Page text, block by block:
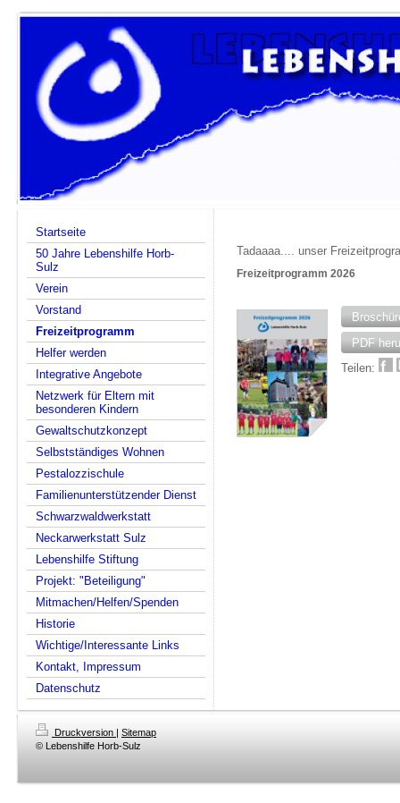
Startseite
50 Jahre Lebenshilfe Horb-
Sulz
Verein
Vorstand
Freizeitprogramm
Helfer werden
Integrative Angebote
Netzwerk für Eltern mit
besonderen Kindern
Gewaltschutzkonzept
Selbstständiges Wohnen
Pestalozzischule
Familienunterstützender Dienst
Schwarzwaldwerkstatt
Neckarwerkstatt Sulz
Lebenshilfe Stiftung
Projekt: "Beteiligung"
Mitmachen/Helfen/Spenden
Historie
Wichtige/Interessante Links
Kontakt, Impressum
Datenschutz
Tadaaaa.... unser
Freizeitprogramm 2026
PDF
Teilen:
Druckversion | Sitemap
© Lebenshilfe Horb-Sulz